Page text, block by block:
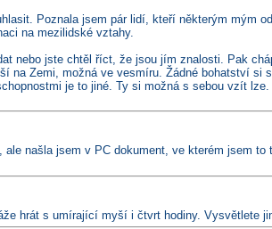
Poznala jsem pár lidí, kteří některým mým
na mezilidské vztahy.
nebo jste chtěl říct, že jsou jím znalosti. Pak
na Zemi, možná ve vesmíru. Žádné bohatství si
je to jiné. Ty si možná s sebou vzít lze.
našla jsem v PC dokument, ve kterém jsem to
hrát s umírající myší i čtvrt hodiny. Vysvětlete